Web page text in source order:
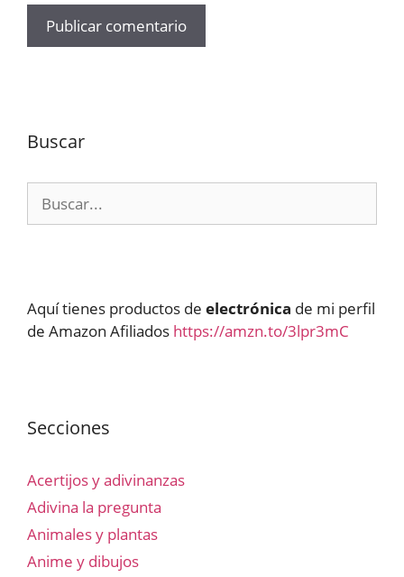
Buscar
Aquí tienes productos de electrónica de mi perfil
de Amazon Afiliados https://amzn.to/3lpr3mC
Secciones
Acertijos y adivinanzas
Adivina la pregunta
Animales y plantas
Anime y dibujos